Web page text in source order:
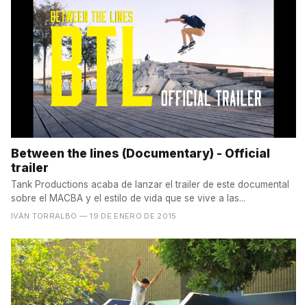
Between the lines (Documentary) - Official
trailer
Tank Productions acaba de lanzar el trailer de este documental
sobre el MACBA y el estilo de vida que se vive a las...
IVÁN TORRALBO — 19 DE ENERO DE 2015